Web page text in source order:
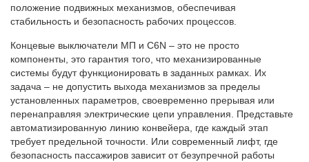
положение подвижных механизмов, обеспечивая
стабильность и безопасность рабочих процессов.
Концевые выключатели МП и C6N – это не просто
компоненты, это гарантия того, что механизированные
системы будут функционировать в заданных рамках. Их
задача – не допустить выхода механизмов за пределы
установленных параметров, своевременно прерывая или
перенаправляя электрические цепи управления. Представьте
автоматизированную линию конвейера, где каждый этап
требует предельной точности. Или современный лифт, где
безопасность пассажиров зависит от безупречной работы